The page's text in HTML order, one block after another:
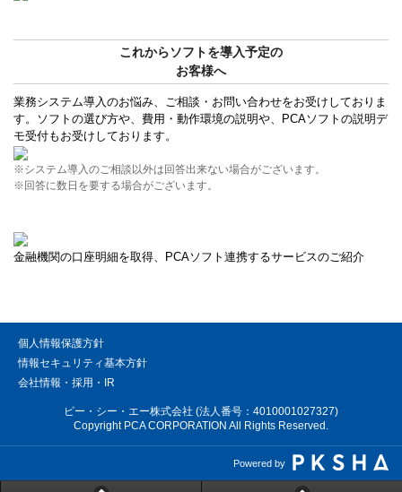
これからソフトを導入予定の
お客様へ
業務システム導入のお悩み、ご相談・お問い合わせをお受けしておりま
す。ソフトの選び方や、費用・動作環境の説明や、PCAソフトの説明デ
モ受付もお受けしております。
※システム導入のご相談以外は回答出来ない場合がございます。
※回答に数日を要する場合がございます。
金融機関の口座明細を取得、PCAソフト連携するサービスのご紹介
個人情報保護方針
情報セキュリティ基本方針
会社情報・採用・IR
ピー・シー・エー株式会社 (法人番号：4010001027327)
Copyright PCA CORPORATION All Rights Reserved.
Powered by